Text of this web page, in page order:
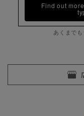
Find out
あくまで